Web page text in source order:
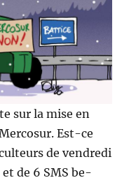
sur la mise en
Est-ce
de vendredi
de 6 SMS be-